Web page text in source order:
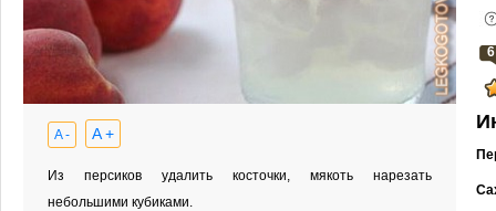
A - A +
Из персиков удалить косточки, мякоть нарезать
небольшими кубиками.
6